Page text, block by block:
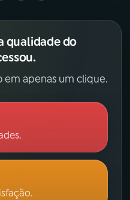
qualidade do
em apenas um clique.